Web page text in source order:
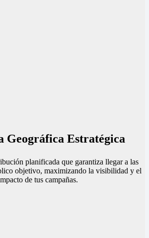
Geográfica Estratégica
planificada que garantiza llegar a las
objetivo, maximizando la visibilidad y el
de tus campañas.